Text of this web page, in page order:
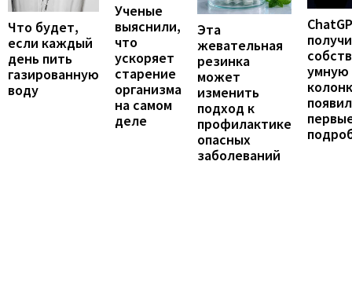
Что будет,
если каждый
день пить
газированную
воду
Ученые
выяснили,
что
ускоряет
старение
организма
на самом
деле
Эта
жевательная
резинка
может
изменить
подход к
профилактике
опасных
заболеваний
умную